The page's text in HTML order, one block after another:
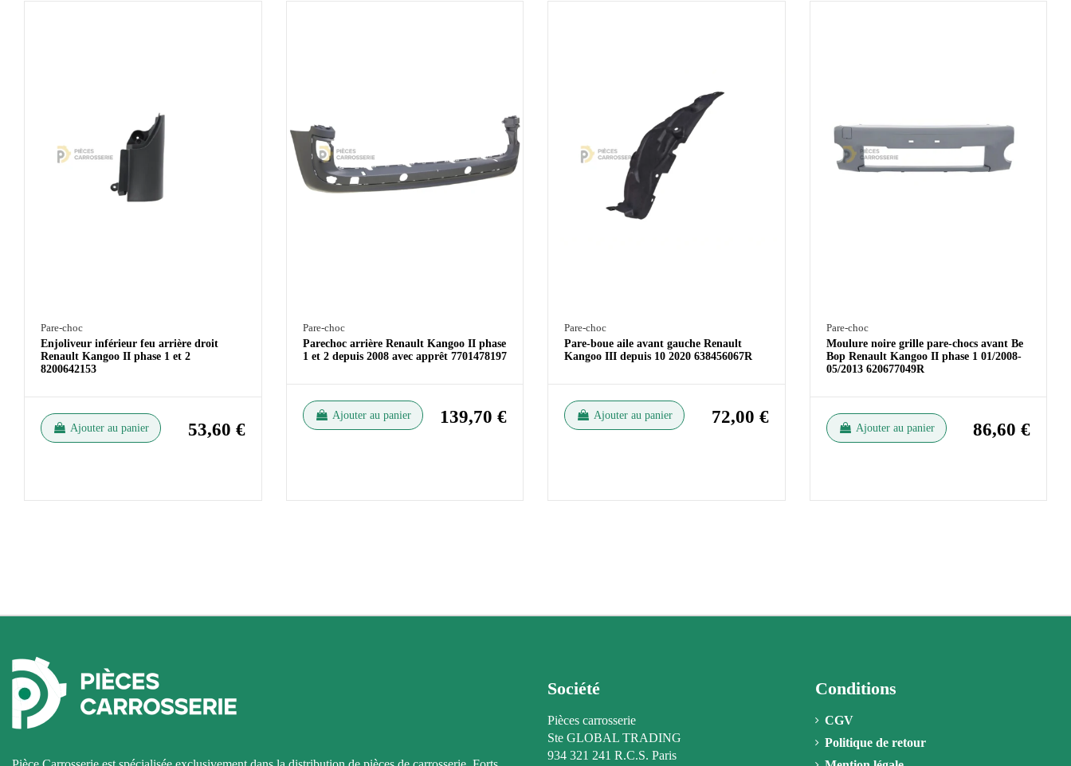
Pare-choc
Enjoliveur inférieur feu arrière droit
Renault Kangoo II phase 1 et 2
8200642153
Ajouter au panier 53,60 €
Pare-choc
Parechoc arrière Renault Kangoo II phase
1 et 2 depuis 2008 avec apprêt 7701478197
Ajouter au panier 139,70 €
Pare-choc
Pare-boue aile avant gauche Renault
Kangoo III depuis 10 2020 638456067R
Ajouter au panier 72,00 €
Pare-choc
Moulure noire grille pare-chocs avant Be
Bop Renault Kangoo II phase 1 01/2008-
05/2013 620677049R
Ajouter au panier 86,60 €
Société
Pièces carrosserie
Ste GLOBAL TRADING
934 321 241 R.C.S. Paris
Conditions
CGV
Politique de retour